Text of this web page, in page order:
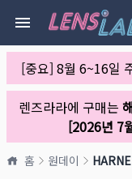
[중요] 8월 6~16일
렌즈라라에 구매는
[2026년 7
홈 원데이